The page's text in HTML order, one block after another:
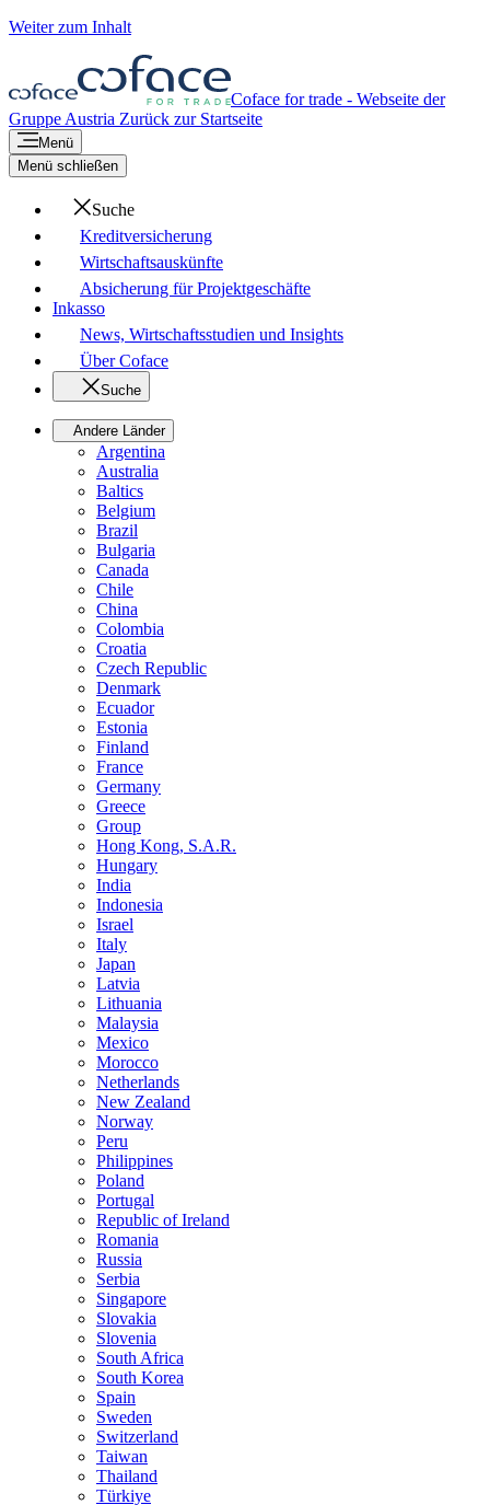
Weiter zum Inhalt
Coface for trade - Webseite der
Gruppe Austria Zurück zur Startseite
Menü
Menü schließen
Suche
Kreditversicherung
Wirtschaftsauskünfte
Absicherung für Projektgeschäfte
Inkasso
News, Wirtschaftsstudien und Insights
Über Coface
Suche
Andere Länder
Argentina
Australia
Baltics
Belgium
Brazil
Bulgaria
Canada
Chile
China
Colombia
Croatia
Czech Republic
Denmark
Ecuador
Estonia
Finland
France
Germany
Greece
Group
Hong Kong, S.A.R.
Hungary
India
Indonesia
Israel
Italy
Japan
Latvia
Lithuania
Malaysia
Mexico
Morocco
Netherlands
New Zealand
Norway
Peru
Philippines
Poland
Portugal
Republic of Ireland
Romania
Russia
Serbia
Singapore
Slovakia
Slovenia
South Africa
South Korea
Spain
Sweden
Switzerland
Taiwan
Thailand
Türkiye